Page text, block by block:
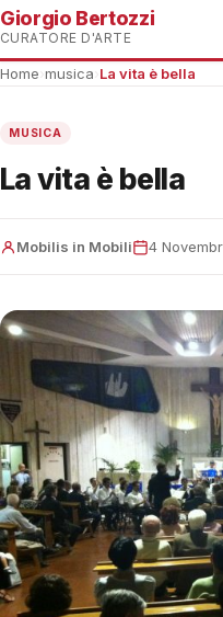
Giorgio Bertozzi
CURATORE D'ARTE
Home musica La vita è bella
MUSICA
La vita è bella
Mobilis in Mobili 4